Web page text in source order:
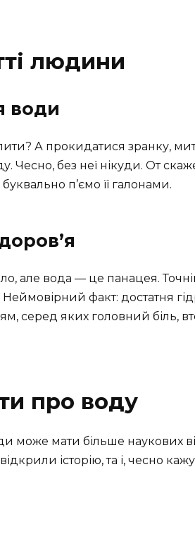
людини
води
А прокидатися зранку,
Чесно, без неї нікуди. От
п’ємо її галонами.
але вода — це панацея.
Неймовірний факт: достатня
серед яких головний біль,
про воду
може мати більше наукових
історію, та і, чесно